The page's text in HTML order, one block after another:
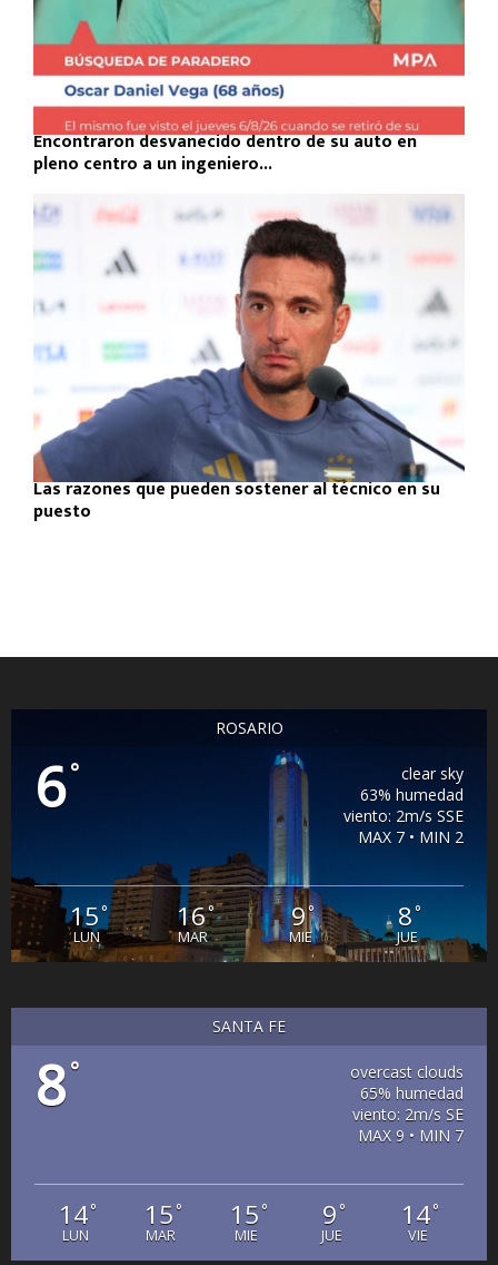
Encontraron desvanecido dentro de su auto en
pleno centro a un ingeniero...
Las razones que pueden sostener al técnico en su
puesto
ROSARIO
6°
clear sky
63% humedad
viento: 2m/s SSE
MAX 7 • MIN 2
15°
LUN
16°
MAR
9°
MIE
8°
JUE
SANTA FE
8°
overcast clouds
65% humedad
viento: 2m/s SE
MAX 9 • MIN 7
14°
LUN
15°
MAR
15°
MIE
9°
JUE
14°
VIE